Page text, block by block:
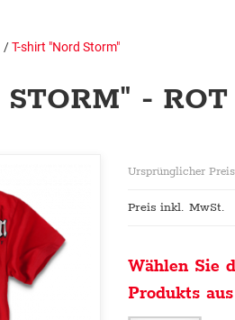
/T-shirt "Nord Storm"
- ROT
Ursprünglicher Preis
Preis inkl. MwSt.
Wählen Sie
Produkts aus